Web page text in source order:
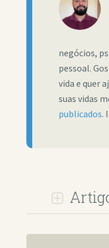
negócios,
pessoal.
vida e quer
suas vidas
publicados.